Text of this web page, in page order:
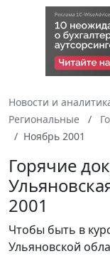
Новости и
Региональные
Ноябрь 2001
Горячие
2001
Чтобы быть в
Ульяновской